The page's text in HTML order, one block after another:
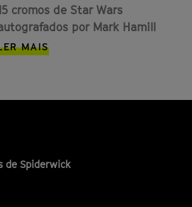
cromos de Star Wars
por Mark Hamill
MAIS
de Spiderwick